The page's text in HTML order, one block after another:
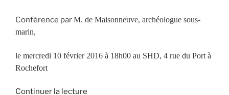
Conférence parM. de Maisonneuve, archéologue sous-
marin,
le mercredi 10 février 2016 à 18h00 au SHD, 4 rue du Port à
Rochefort
Continuer la lecture